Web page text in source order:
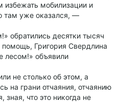
избежать мобилизации и
там уже оказался, —
обратились десятки тысяч
Григория Свердлина
лесом!» объявили
не столько об этом, а
на грани отчаяния, отчаянию
зная, что это никогда не